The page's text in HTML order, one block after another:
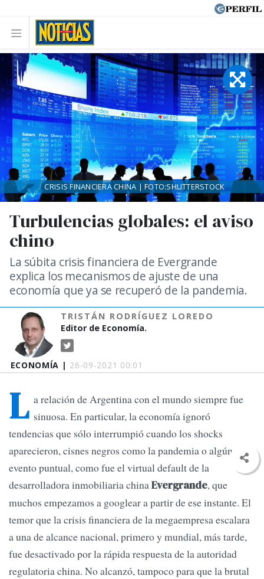
ECONOMÍA | 26-09-2021 00:01
Turbulencias globales: el aviso
chino
La súbita crisis financiera de Evergrande
explica los mecanismos de ajuste de una
economía que ya se recuperó de la pandemia.
TRISTÁN RODRÍGUEZ LOREDO
Editor de Economía.
CRISIS FINANCIERA CHINA | FOTO:SHUTTERSTOCK
L a relación de Argentina con el mundo siempre fue
sinuosa. En particular, la economía ignoró
tendencias que sólo interrumpió cuando los shocks
aparecieron, cisnes negros como la pandemia o algún
evento puntual, como fue el virtual default de la
desarrolladora inmobiliaria chinaEvergrande, que
muchos empezamos a googlear a partir de ese instante. El
temor que la crisis financiera de la megaempresa escalara
a una de alcance nacional, primero y mundial, más tarde,
fue desactivado por la rápida respuesta de la autoridad
regulatoria china. No alcanzó, tampoco para que la brutal